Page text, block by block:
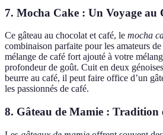
7. Mocha Cake : Un Voyage au
Ce gâteau au chocolat et café, le mocha
combinaison parfaite pour les amateurs
mélange de café fort ajouté à votre
profondeur de goût. Cuit en deux
beurre au café, il peut faire office d’un
les passionnés de café.
8. Gâteau de Mamie : Tradition